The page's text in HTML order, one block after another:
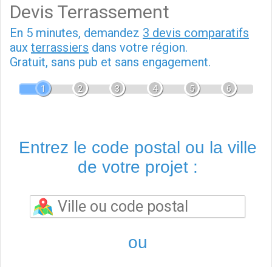
Devis Terrassement
En 5 minutes, demandez 3 devis comparatifs
aux terrassiers dans votre région.
Gratuit, sans pub et sans engagement.
1 2 3 4 5 6
Entrez le code postal ou la ville
de votre projet :
ou